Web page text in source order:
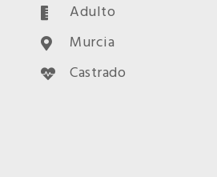
Adulto
Murcia
Castrado